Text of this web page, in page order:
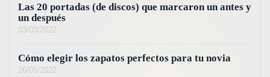
Las 20 portadas (de discos) que marcaron un antes y
un después
03/03/2022
Cómo elegir los zapatos perfectos para tu novia
26/05/2022